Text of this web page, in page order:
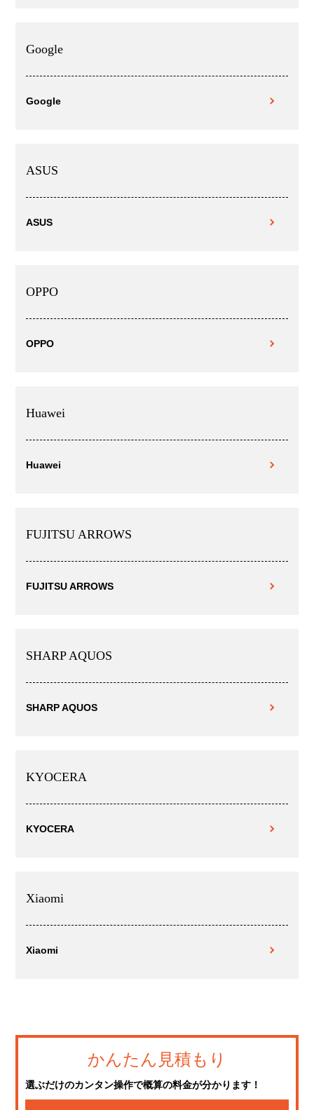
Google
Google
ASUS
ASUS
OPPO
OPPO
Huawei
Huawei
FUJITSU ARROWS
FUJITSU ARROWS
SHARP AQUOS
SHARP AQUOS
KYOCERA
KYOCERA
Xiaomi
Xiaomi
かんたん見積もり
選ぶだけのカンタン操作で概算の料金が分かります！